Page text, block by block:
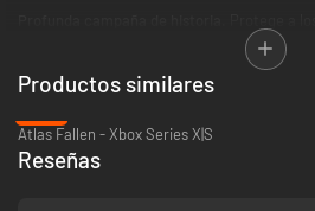
abundante campaña de historia,
puedas y derribando a los brutales
secundarias con diversos objetivos y
ayudarte en tu campaña.
Productos similares
Atlas Fallen - Xbox Series X|S
Reseñas